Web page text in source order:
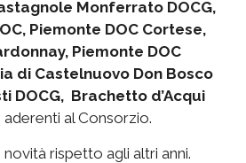
Monferrato DOCG,
Piemonte DOC Cortese,
Piemonte DOC
di Castelnuovo Don Bosco
DOCG, Brachetto d’Acqui
al Consorzio.
novità rispetto agli altri anni.